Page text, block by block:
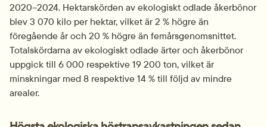
2020–2024. Hektarskörden av ekologiskt odlade åkerbönor
blev 3 070 kilo per hektar, vilket är 2 % högre än
föregående år och 20 % högre än femårsgenomsnittet.
Totalskördarna av ekologiskt odlade ärter och åkerbönor
uppgick till 6 000 respektive 19 200 ton, vilket är
minskningar med 8 respektive 14 % till följd av mindre
arealer.